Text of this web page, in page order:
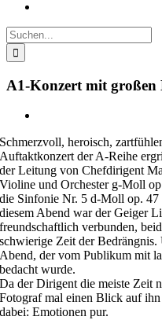
Suche
nach:
A1-Konzert mit großen
Bild
Schmerzvoll, heroisch,
Auftaktkonzert der A-Reihe
der Leitung von Chefdirigent
Violine und Orchester g-Moll
die Sinfonie Nr. 5 d-Moll op.
diesem Abend war der Geiger
freundschaftlich verbunden,
schwierige Zeit der
Abend, der vom Publikum mit
bedacht wurde.
Da der Dirigent die meiste Zeit
Fotograf mal einen Blick auf
dabei: Emotionen pur.